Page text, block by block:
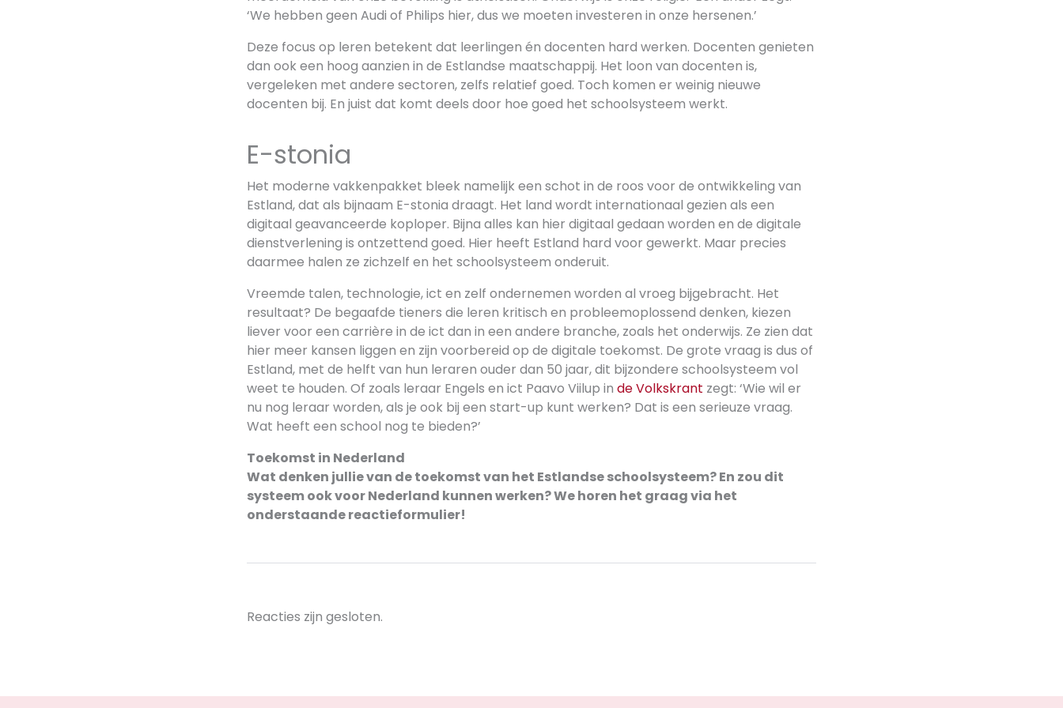
‘We hebben geen Audi of Philips hier, dus we moeten investeren in onze hersenen.’
Deze focus op leren betekent dat leerlingen én docenten hard werken. Docenten genieten
dan ook een hoog aanzien in de Estlandse maatschappij. Het loon van docenten is,
vergeleken met andere sectoren, zelfs relatief goed. Toch komen er weinig nieuwe
docenten bij. En juist dat komt deels door hoe goed het schoolsysteem werkt.
E-stonia
Het moderne vakkenpakket bleek namelijk een schot in de roos voor de ontwikkeling van
Estland, dat als bijnaam E-stonia draagt. Het land wordt internationaal gezien als een
digitaal geavanceerde koploper. Bijna alles kan hier digitaal gedaan worden en de digitale
dienstverlening is ontzettend goed. Hier heeft Estland hard voor gewerkt. Maar precies
daarmee halen ze zichzelf en het schoolsysteem onderuit.
Vreemde talen, technologie, ict en zelf ondernemen worden al vroeg bijgebracht. Het
resultaat? De begaafde tieners die leren kritisch en probleemoplossend denken, kiezen
liever voor een carrière in de ict dan in een andere branche, zoals het onderwijs. Ze zien dat
hier meer kansen liggen en zijn voorbereid op de digitale toekomst. De grote vraag is dus of
Estland, met de helft van hun leraren ouder dan 50 jaar, dit bijzondere schoolsysteem vol
weet te houden. Of zoals leraar Engels en ict Paavo Viilup in de Volkskrant zegt: ‘Wie wil er
nu nog leraar worden, als je ook bij een start-up kunt werken? Dat is een serieuze vraag.
Wat heeft een school nog te bieden?’
Toekomst in Nederland
Wat denken jullie van de toekomst van het Estlandse schoolsysteem? En zou dit
systeem ook voor Nederland kunnen werken? We horen het graag via het
onderstaande reactieformulier!
Reacties zijn gesloten.